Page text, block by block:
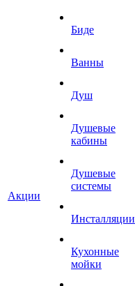
Акции
Биде
Ванны
Душ
Душевые
кабины
Душевые
системы
Инсталляции
Кухонные
мойки